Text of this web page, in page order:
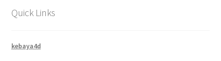
Quick Links
kebaya4d